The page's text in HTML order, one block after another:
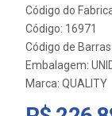
Código do
Código: 16971
Código de
Embalagem:
Marca: QUALITY